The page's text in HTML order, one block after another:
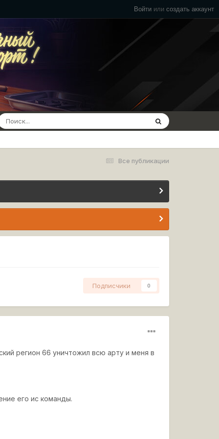
Войти или создать аккаунт
Все публикации
Подписчики 0
регион 66 уничтожил всю арту и меня в
его ис команды.